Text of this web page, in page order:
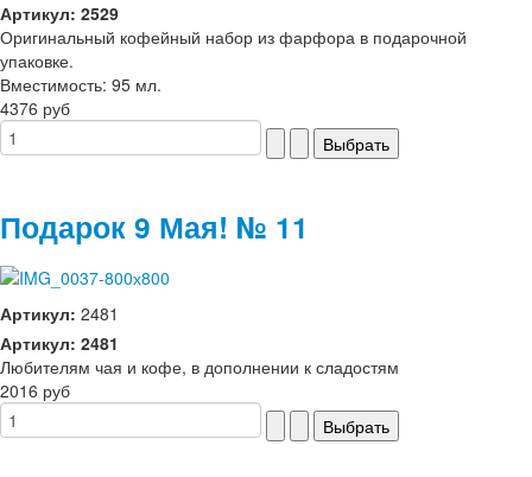
Артикул: 2529
Оригинальный кофейный набор из фарфора в подарочной
упаковке.
Вместимость: 95 мл.
4376 руб
Подарок 9 Мая! № 11
Артикул: 2481
Артикул: 2481
Любителям чая и кофе, в дополнении к сладостям
2016 руб